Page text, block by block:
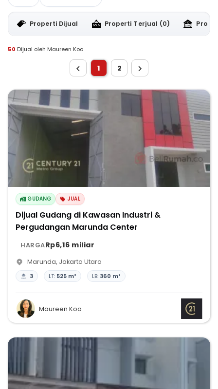
Properti Dijual Properti Terjual (0)
50 Dijual oleh Maureen Koo
1 2
GUDANG JUAL
Dijual Gudang di Kawasan Industri &
Pergudangan Marunda Center
HARGARp6,16 miliar
Marunda, Jakarta Utara
3 LT: 525 m² LB: 360 m²
Maureen Koo